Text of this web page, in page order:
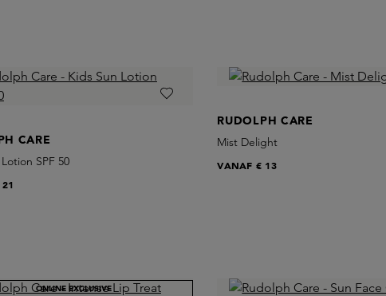
CARE
SPF 50
RUDOLPH CARE
Mist Delight
VANAF € 13
ONLINE EXCLUSIVE